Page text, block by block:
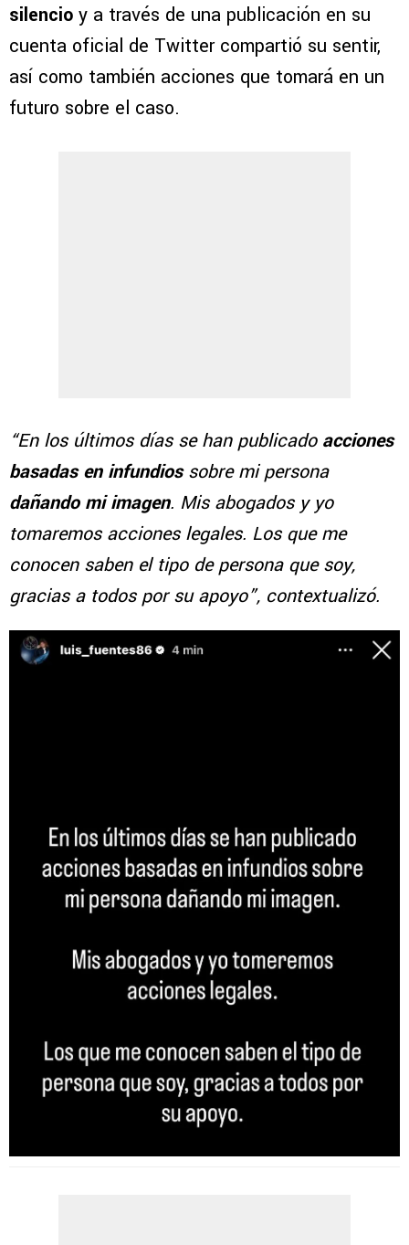
silencio y a través de una publicación en su
cuenta oficial de Twitter compartió su sentir,
así como también acciones que tomará en un
futuro sobre el caso.
“En los últimos días se han publicado acciones
basadas en infundiossobre mi persona
dañando mi imagen. Mis abogados y yo
tomaremos acciones legales. Los que me
conocen saben el tipo de persona que soy,
gracias a todos por su apoyo”, contextualizó.